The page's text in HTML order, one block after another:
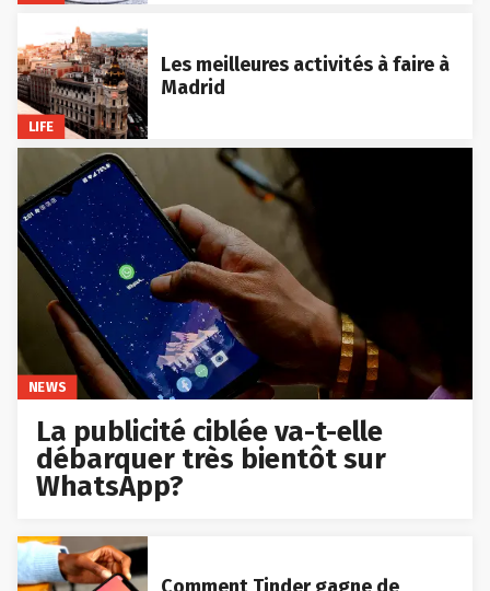
LIFE
Les meilleures activités à faire à
Madrid
NEWS
La publicité ciblée va-t-elle
débarquer très bientôt sur
WhatsApp?
Comment Tinder gagne de